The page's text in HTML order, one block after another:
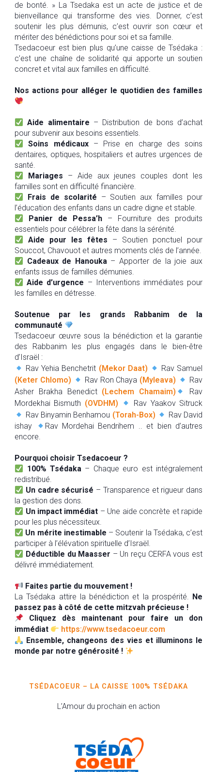
de bonté. » La Tsedaka est un acte de justice et de
bienveillance qui transforme des vies. Donner, c’est
soutenir les plus démunis, c’est ouvrir son cœur et
mériter des bénédictions pour soi et sa famille.
Tsedacoeur est bien plus qu’une caisse de Tsédaka :
c’est une chaîne de solidarité qui apporte un soutien
concret et vital aux familles en difficulté.
Nos actions pour alléger le quotidien des familles
Aide alimentaire – Distribution de bons d’achat
pour subvenir aux besoins essentiels.
Soins médicaux– Prise en charge des soins
dentaires, optiques, hospitaliers et autres urgences de
santé.
Mariages – Aide aux jeunes couples dont les
familles sont en difficulté financière.
Frais de scolarité – Soutien aux familles pour
l’éducation des enfants dans un cadre digne et stable.
Panier de Pessa’h – Fourniture des produits
essentiels pour célébrer la fête dans la sérénité.
Aide pour les fêtes – Soutien ponctuel pour
Souccot, Chavouot et autres moments clés de l’année.
Cadeaux de Hanouka– Apporter de la joie aux
enfants issus de familles démunies.
Aide d’urgence – Interventions immédiates pour
les familles en détresse.
Soutenue par les grands Rabbanim de la
communauté
Tsedacoeur œuvre sous la bénédiction et la garantie
des Rabbanim les plus engagés dans le bien-être
d’Israël :
Rav Yehia Benchetrit (Mekor Daat)
Rav Samuel
(Keter Chlomo)
Rav Ron Chaya (Myleava)
Rav
Asher Brakha Benedict (Lechem Chamaim)
Rav
Mordekhai Bismuth (OVDHM)
Rav Yaakov Sitruck
Rav Binyamin Benhamou (Torah-Box)
Rav David
ishay
Rav Mordehai Bendrihem .. et bien d’autres
encore.
Pourquoi choisir Tsedacoeur ?
100% Tsédaka – Chaque euro est intégralement
redistribué.
Un cadre sécurisé – Transparence et rigueur dans
la gestion des dons.
Un impact immédiat – Une aide concrète et rapide
pour les plus nécessiteux.
Un mérite inestimable – Soutenir la Tsédaka, c’est
participer à l’élévation spirituelle d’Israël.
Déductible du Maasser – Un reçu CERFA vous est
délivré immédiatement.
Faites partie du mouvement !
La Tsédaka attire la bénédiction et la prospérité. Ne
passez pas à côté de cette mitzvah précieuse !
Cliquez dès maintenant pour faire un don
immédiat
https://www.tsedacoeur.com
Ensemble, changeons des vies et illuminons le
monde par notre générosité !
TSÉDACOEUR – LA CAISSE 100% TSÉDAKA
L’Amour du prochain en action